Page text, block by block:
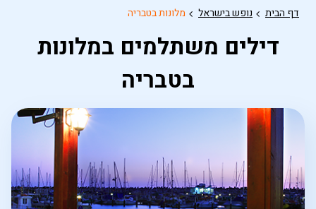
דף הבית נופש בישראל מלונות בטבריה
דילים משתלמים במלונות
בטבריה